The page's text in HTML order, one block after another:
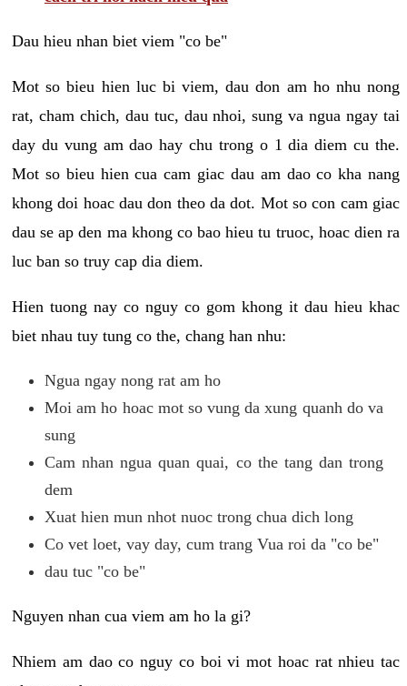
Dau hieu nhan biet viem "co be"
Mot so bieu hien luc bi viem, dau don am ho nhu nong
rat, cham chich, dau tuc, dau nhoi, sung va ngua ngay tai
day du vung am dao hay chu trong o 1 dia diem cu the.
Mot so bieu hien cua cam giac dau am dao co kha nang
khong doi hoac dau don theo da dot. Mot so con cam giac
dau se ap den ma khong co bao hieu tu truoc, hoac dien ra
luc ban so truy cap dia diem.
Hien tuong nay co nguy co gom khong it dau hieu khac
biet nhau tuy tung co the, chang han nhu:
Ngua ngay nong rat am ho
Moi am ho hoac mot so vung da xung quanh do va
sung
Cam nhan ngua quan quai, co the tang dan trong
dem
Xuat hien mun nhot nuoc trong chua dich long
Co vet loet, vay day, cum trang Vua roi da "co be"
dau tuc "co be"
Nguyen nhan cua viem am ho la gi?
Nhiem am dao co nguy co boi vi mot hoac rat nhieu tac